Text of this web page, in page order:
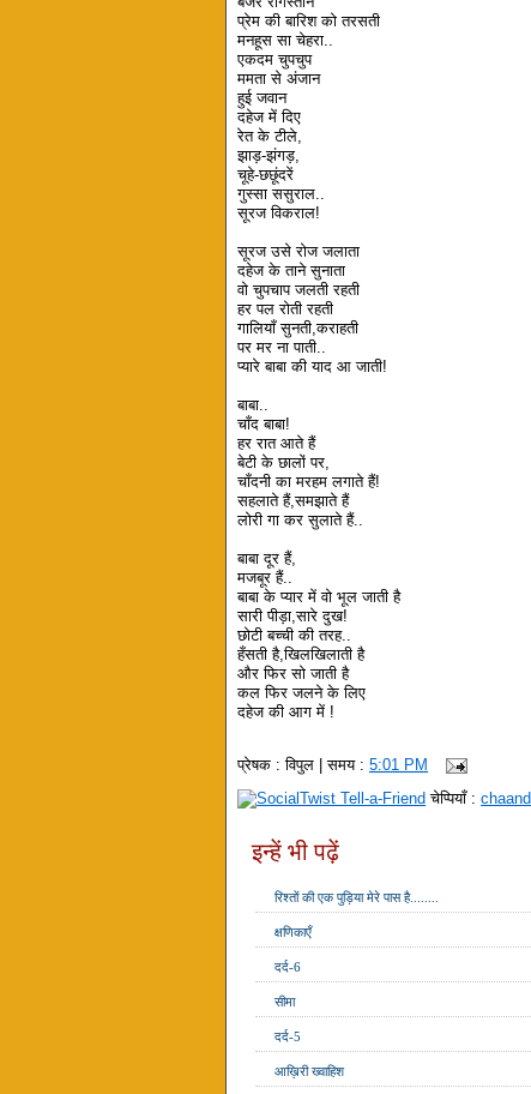
प्रेम की बारिश को तरसती
मनहूस सा चेहरा..
एकदम चुपचुप
ममता से अंजान
हुई जवान
दहेज में दिए
रेत के टीले,
झाड़-झंगड़,
चूहे-छछूंदरें
गुस्सा ससुराल..
सूरज विकराल!
सूरज उसे रोज जलाता
दहेज के ताने सुनाता
वो चुपचाप जलती रहती
हर पल रोती रहती
गालियाँ सुनती,कराहती
पर मर ना पाती..
प्यारे बाबा की याद आ जाती!
बाबा..
चाँद बाबा!
हर रात आते हैं
बेटी के छालों पर,
चाँदनी का मरहम लगाते हैं!
सहलाते हैं,समझाते हैं
लोरी गा कर सुलाते हैं..
बाबा दूर हैं,
मजबूर हैं..
बाबा के प्यार में वो भूल जाती है
सारी पीड़ा,सारे दुख!
छोटी बच्ची की तरह..
हँसती है,खिलखिलाती है
और फिर सो जाती है
कल फिर जलने के लिए
दहेज की आग में !
प्रेषक :विपुल | समय :5:01 PM
चेप्पियाँ :chaand
इन्हें भी पढ़ें
रिश्तों की एक पुड़िया मेरे पास है........
क्षणिकाएँ
दर्द-6
सीमा
दर्द-5
आख़िरी ख्वाहिश